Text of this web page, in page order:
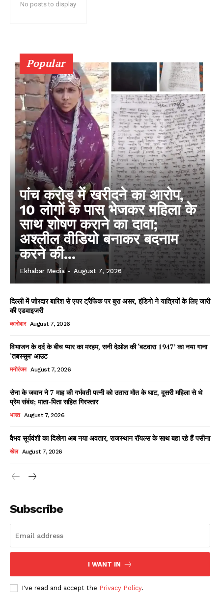
No posts to display
Popular
पांच करोड़ में खरीदने का आरोप,
10 लोगों के पास भेजकर महिला के
साथ शोषण कराने का दावा;
अश्लील वीडियो बनाकर बदनाम
करने की...
Ekhabar Media - August 7, 2026
दिल्ली में जोरदार बारिश से एयर ट्रैफिक पर बुरा असर, इंडिगो ने यात्रियों के लिए जारी
की एडवाइजरी
कारोबार August 7, 2026
विभाजन के दर्द के बीच प्यार का मरहम, सनी देओल की ‘बटवारा 1947’ का नया गाना
‘तबस्सुम’ आउट
मनोरंजन August 7, 2026
सेना के जवान ने 7 माह की गर्भवती पत्नी को उतारा मौत के घाट, दूसरी महिला से थे
प्रेम संबंध; माता-पिता सहित गिरफ्तार
भारत August 7, 2026
वैभव सूर्यवंशी का दिखेगा अब नया अवतार, राजस्थान रॉयल्स के साथ बहा रहे हैं पसीना
खेल August 7, 2026
Subscribe
I WANT IN
I've read and accept the Privacy Policy.